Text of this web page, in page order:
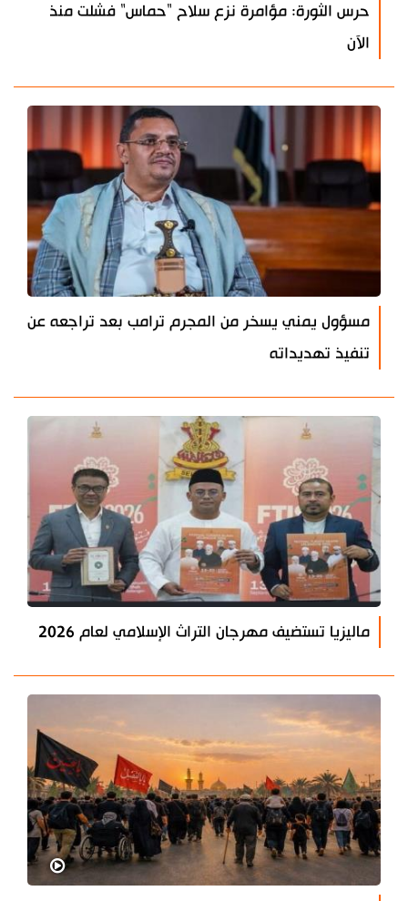
حرس الثورة: مؤامرة نزع سلاح "حماس" فشلت منذ
الآن
مسؤول يمني يسخر من المجرم ترامب بعد تراجعه عن
تنفيذ تهديداته
ماليزيا تستضيف مهرجان التراث الإسلامي لعام 2026